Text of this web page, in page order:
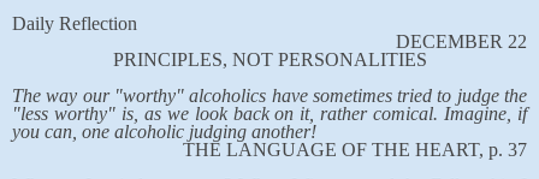
Daily Reflection
DECEMBER 22
PRINCIPLES, NOT PERSONALITIES
The way our "worthy" alcoholics have sometimes tried to judge the
"less worthy" is, as we look back on it, rather comical. Imagine, if
you can, one alcoholic judging another!
THE LANGUAGE OF THE HEART, p. 37